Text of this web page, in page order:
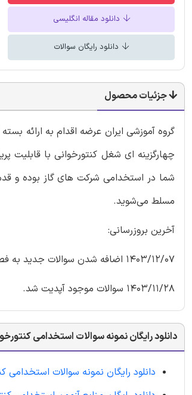
دانلود مقاله انگلیسی
دانلود رایگان سوالات
جزئیات محصول
گروه آموزشی ایران عرضه اقدام به ارائه
چهارگزینه ای شغل کنتورخوانی با قابلیت
شما در استخدامی شرکت های گاز بوده و
مسلط می‌شوید.
آخرین بروزرسانی:
1403/12/07 اضافه شدن سوالات جدید به فصل پنجم (ایمنی و بهداشت محیط کار)
1403/11/28 سوالات موجود آپدیت شد.
دانلود رایگان نمونه سوالات استخدامی
دانلود رایگان نمونه سوالات استخدامی